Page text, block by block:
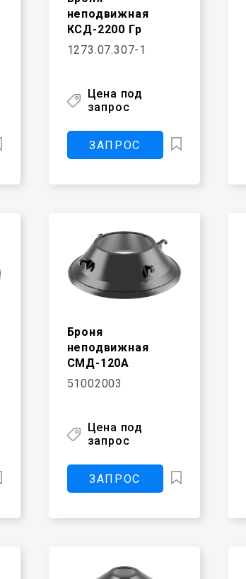
неподвижная
КСД-2200 Гр
1273.07.307-1
Цена под
запрос
ЗАПРОС
Броня
неподвижная
СМД-120А
51002003
Цена под
запрос
ЗАПРОС